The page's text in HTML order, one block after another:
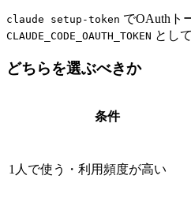
claude setup-token でOAuthト
CLAUDE_CODE_OAUTH_TOKEN とし
どちらを選ぶべきか
条件
1人で使う・利用頻度が高い